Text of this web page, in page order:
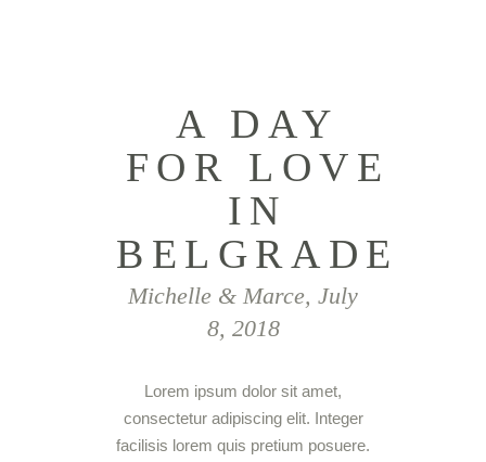
A DAY
FOR LOVE
IN
BELGRADE
Michelle & Marce, July
8, 2018
Lorem ipsum dolor sit amet,
consectetur adipiscing elit. Integer
facilisis lorem quis pretium posuere.